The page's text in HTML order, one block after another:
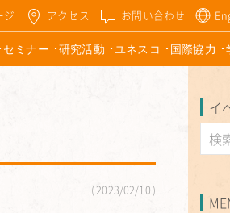
ジ アクセス お問い合わせ
セミナー 研究活動 ユネスコ 国際協力
2023/02/10
イ